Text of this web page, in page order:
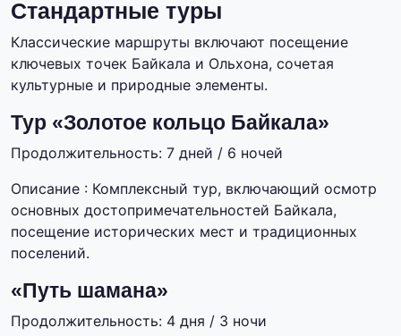
Стандартные туры
Классические маршруты включают посещение
ключевых точек Байкала и Ольхона, сочетая
культурные и природные элементы.
Тур «Золотое кольцо Байкала»
Продолжительность: 7 дней / 6 ночей
Описание : Комплексный тур, включающий осмотр
основных достопримечательностей Байкала,
посещение исторических мест и традиционных
поселений.
«Путь шамана»
Продолжительность: 4 дня / 3 ночи